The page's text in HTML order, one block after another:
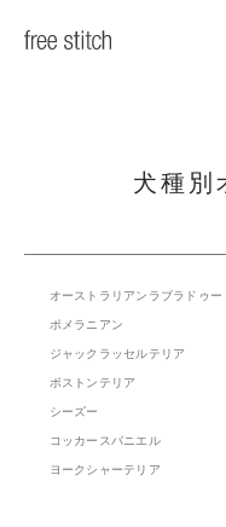
犬種別
オーストラリアンラブラドゥー
ポメラニアン
ジャックラッセルテリア
ボストンテリア
シーズー
コッカースパニエル
ヨークシャーテリア